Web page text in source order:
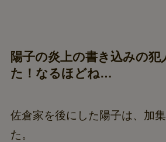
陽子の炎上の書き込みの犯
た！なるほどね…
佐倉家を後にした陽子は、加
た。